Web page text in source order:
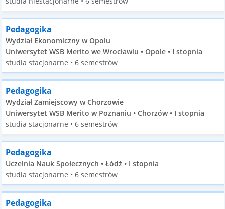
Pedagogika
Wydział Ekonomiczny w Opolu
Uniwersytet WSB Merito we Wrocławiu • Opole • I stopnia
studia stacjonarne • 6 semestrów
Pedagogika
Wydział Zamiejscowy w Chorzowie
Uniwersytet WSB Merito w Poznaniu • Chorzów • I stopnia
studia stacjonarne • 6 semestrów
Pedagogika
Uczelnia Nauk Społecznych • Łódź • I stopnia
studia stacjonarne • 6 semestrów
Pedagogika